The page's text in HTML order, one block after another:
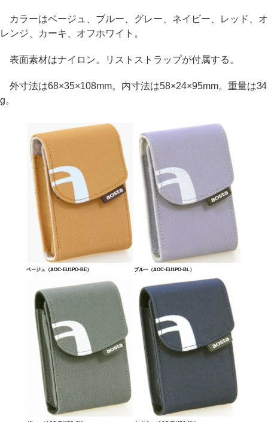
カラーはベージュ、ブルー、グレー、ネイビー、レッド、オ
レンジ、カーキ、オフホワイト。
表面素材はナイロン。リストストラップが付属する。
外寸法は68×35×108mm。内寸法は58×24×95mm。重量は34
g。
ベージュ（AOC-EU1PO-BE） ブルー（AOC-EU1PO-BL）